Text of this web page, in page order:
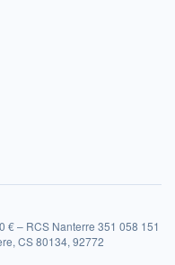
€ – RCS Nanterre 351 058 151
CS 80134, 92772